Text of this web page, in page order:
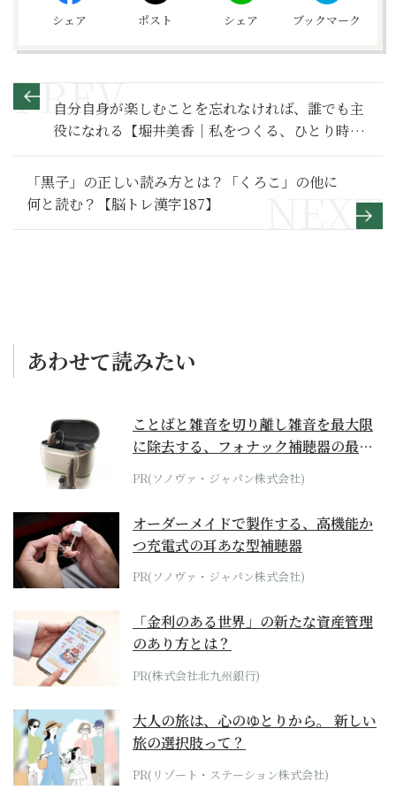
シェア ポスト シェア ブックマーク
自分自身が楽しむことを忘れなければ、誰でも主
役になれる【堀井美香｜私をつくる、ひとり時
間】
「黒子」の正しい読み方とは？「くろこ」の他に
何と読む？【脳トレ漢字187】
あわせて読みたい
ことばと雑音を切り離し雑音を最大限
に除去する、フォナック補聴器の最上
位モデル
PR(ソノヴァ・ジャパン株式会社)
オーダーメイドで製作する、高機能か
つ充電式の耳あな型補聴器
PR(ソノヴァ・ジャパン株式会社)
「金利のある世界」の新たな資産管理
のあり方とは？
PR(株式会社北九州銀行)
大人の旅は、心のゆとりから。 新しい
旅の選択肢って？
PR(リゾート・ステーション株式会社)